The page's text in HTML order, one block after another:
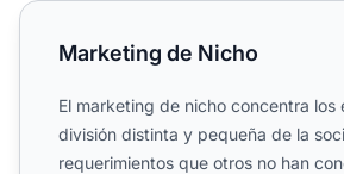
Marketing de Nicho
Marketing de Nicho
El marketing de nicho concentra los
división distinta y pequeña de la
requerimientos que otros no han